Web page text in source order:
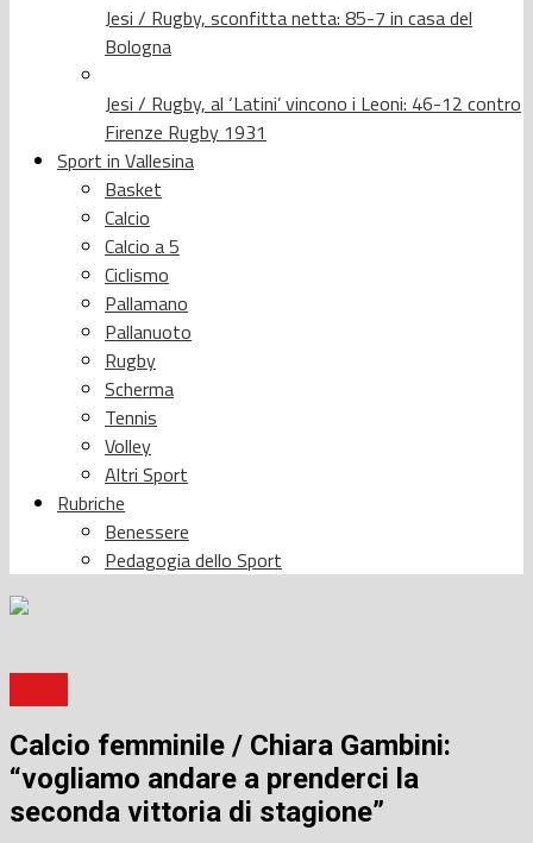
Jesi / Rugby, sconfitta netta: 85-7 in casa del
Bologna
Jesi / Rugby, al ‘Latini’ vincono i Leoni: 46-12 contro
Firenze Rugby 1931
Sport in Vallesina
Basket
Calcio
Calcio a 5
Ciclismo
Pallamano
Pallanuoto
Rugby
Scherma
Tennis
Volley
Altri Sport
Rubriche
Benessere
Pedagogia dello Sport
Calcio femminile / Chiara Gambini:
“vogliamo andare a prenderci la
seconda vittoria di stagione”